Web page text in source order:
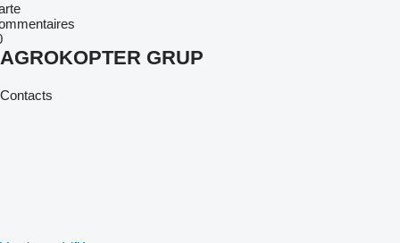
AGROKOPTER GRUP
Contacts